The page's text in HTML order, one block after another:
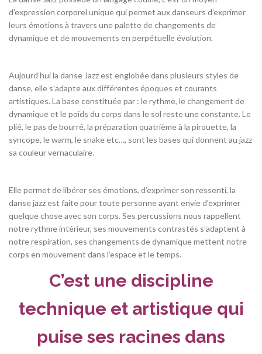
d’expression corporel unique qui permet aux danseurs d’exprimer
leurs émotions à travers une palette de changements de
dynamique et de mouvements en perpétuelle évolution.
Aujourd’hui la danse Jazz est englobée dans plusieurs styles de
danse, elle s’adapte aux différentes époques et courants
artistiques. La base constituée par : le rythme, le changement de
dynamique et le poids du corps dans le sol reste une constante. Le
plié, le pas de bourré, la préparation quatrième à la pirouette, la
syncope, le warm, le snake etc…, sont les bases qui donnent au jazz
sa couleur vernaculaire.
Elle permet de libérer ses émotions, d’exprimer son ressenti, la
danse jazz est faite pour toute personne ayant envie d’exprimer
quelque chose avec son corps. Ses percussions nous rappellent
notre rythme intérieur, ses mouvements contrastés s’adaptent à
notre respiration, ses changements de dynamique mettent notre
corps en mouvement dans l’espace et le temps.
C’est une discipline
technique et artistique qui
puise ses racines dans